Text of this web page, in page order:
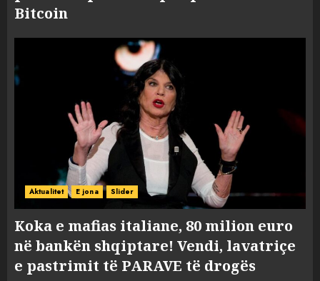
Bitcoin
Aktualitet E jona Slider
Koka e mafias italiane, 80 milion euro
në bankën shqiptare! Vendi, lavatriçe
e pastrimit të PARAVE të drogës